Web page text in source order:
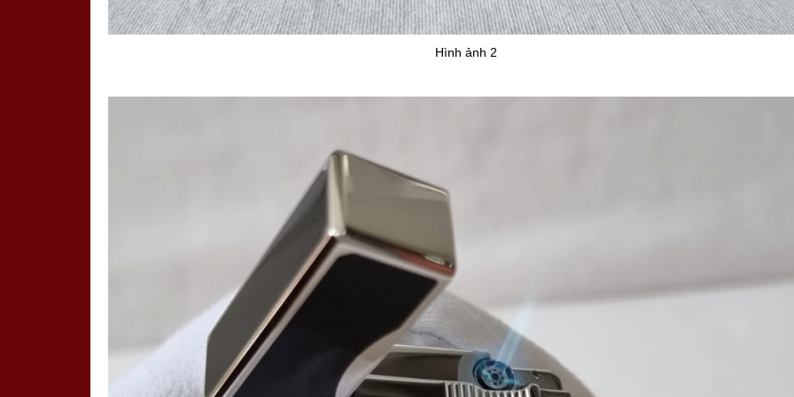
Hình ảnh 2